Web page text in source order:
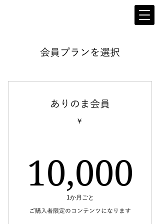
会員プランを選択
ありのま会員
￥
10,000
1か月ごと
ご購入者限定のコンテンツになります